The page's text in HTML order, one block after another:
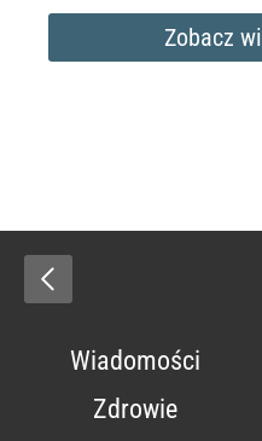
Zobacz
Wiadomości
Zdrowie